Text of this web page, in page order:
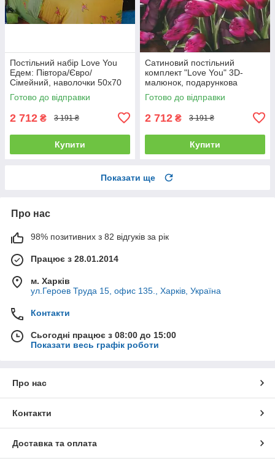
Постільний набір Love You
Едем: Півтора/Євро/
Сімейний, наволочки 50x70
полуторний
Готово до відправки
2 712 ₴ 3 191 ₴
Купити
Сатиновий постільний
комплект "Love You" 3D-
малюнок, подарункова
упаковка полуторний
Готово до відправки
2 712 ₴ 3 191 ₴
Купити
Показати ще
Про нас
98% позитивних з 82 відгуків за рік
Працює з 28.01.2014
м. Харків
ул.Героев Труда 15, офис 135., Харків, Україна
Контакти
Сьогодні працює з 08:00 до 15:00
Показати весь графік роботи
Про нас
Контакти
Доставка та оплата